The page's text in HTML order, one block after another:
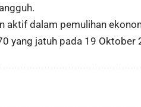
aktif dalam pemulihan
yang jatuh pada 19 Oktober